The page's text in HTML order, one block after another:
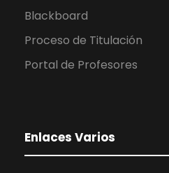
Blackboard
Proceso de Titulación
Portal de Profesores
Enlaces Varios